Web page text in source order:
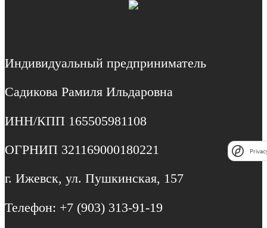
Индивидуальный предприниматель
Садикова Рамиля Ильдаровна
ИНН/КПП 165505981108
ОГРНИП 321169000180221
г. Ижевск, ул. Пушкинская, 157
Телефон: +7 (903) 313-91-19